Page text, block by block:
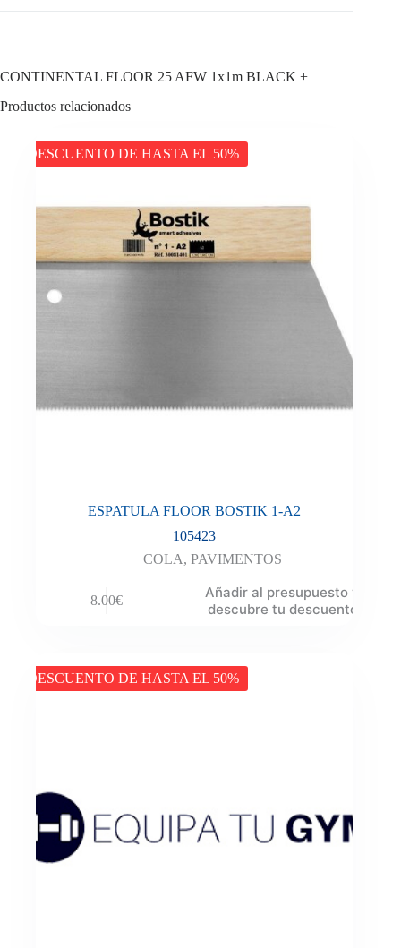
CONTINENTAL FLOOR 25 AFW 1x1m BLACK +
Productos relacionados
DESCUENTO DE HASTA EL 50%
ESPATULA FLOOR BOSTIK 1-A2
105423
COLA, PAVIMENTOS
8.00€
Añadir al presupuesto y
descubre tu descuento
DESCUENTO DE HASTA EL 50%